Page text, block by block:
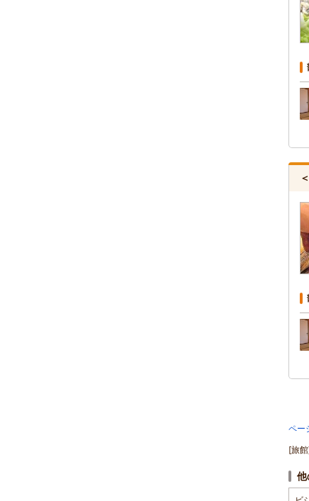
ペー
[旅
他